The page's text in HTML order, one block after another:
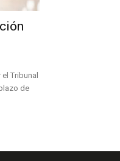
Tribunal
de